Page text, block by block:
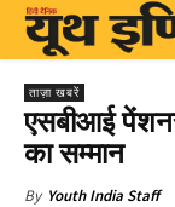
ताज़ा खबरें
एसबीआई
का सम्मान
By Youth India Staff